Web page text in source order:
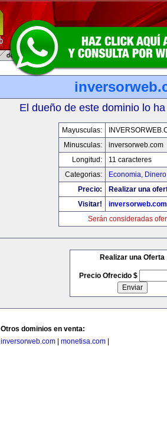
El dueño de este dominio lo
Mayusculas:
Minusculas:
inversorweb.com
Longitud:
11 caracteres
Categorias:
Economia,
Precio:
Realizar una
Visitar!
inversorweb.com
Serán consideradas
Realizar una Oferta
Precio Ofrecido $
Otros dominios en venta:
inversorweb.com
monetisa.com